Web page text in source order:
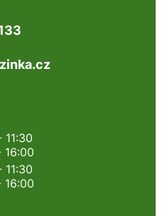
11:30
16:00
11:30
16:00